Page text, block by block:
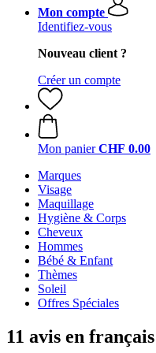
Mon compte
Identifiez-vous
Nouveau client ?
Créer un compte
Mon panier CHF 0.00
Marques
Visage
Maquillage
Hygiène & Corps
Cheveux
Hommes
Bébé & Enfant
Thèmes
Soleil
Offres Spéciales
11 avis en